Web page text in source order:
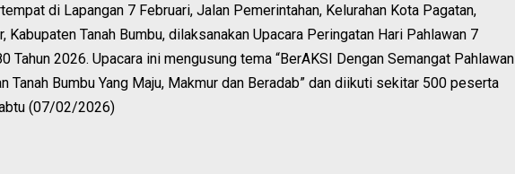
di Lapangan 7 Februari, Jalan Pemerintahan, Kelurahan Kota Pagatan,
Kabupaten Tanah Bumbu, dilaksanakan Upacara Peringatan Hari Pahlawan 7
Tahun 2026. Upacara ini mengusung tema “BerAKSI Dengan Semangat Pahlawan
Tanah Bumbu Yang Maju, Makmur dan Beradab” dan diikuti sekitar 500 peserta
(07/02/2026)